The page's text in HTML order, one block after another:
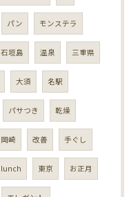
パン モンステラ
石垣島 温泉 三重県
大須 名駅
パサつき 乾燥
岡崎 改善 手ぐし
lunch 東京 お正月